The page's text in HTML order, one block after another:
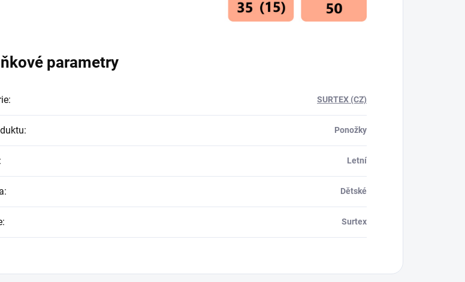
parametry
: SURTEX (CZ)
: Ponožky
: Letní
: Dětské
: Surtex